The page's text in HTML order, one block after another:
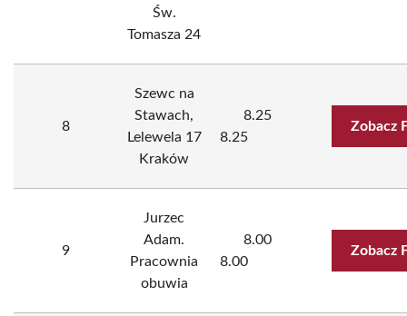
Św.
Tomasza 24
8
Szewc na
Stawach,
Lelewela 17
Kraków
8.25
8.25
Zobacz
9
Jurzec
Adam.
Pracownia
obuwia
8.00
8.00
Zobacz